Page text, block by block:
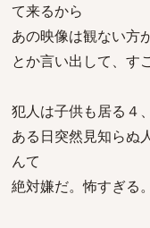
て来るから
あの映像は観ない方
とか言い出して、す
犯人は子供も居る４
ある日突然見知らぬ
んて
絶対嫌だ。怖すぎる。